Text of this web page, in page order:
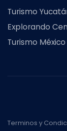
Turismo
Explorando
Turismo México
Terminos y